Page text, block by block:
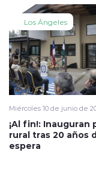
Los Ángeles
Miércoles 10 de junio de
¡Al fin!: Inauguran
rural tras 20 años
espera